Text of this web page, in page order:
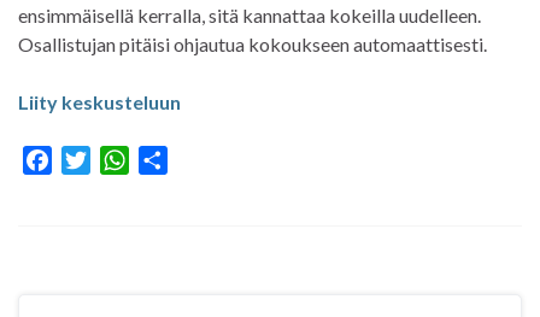
ensimmäisellä kerralla, sitä kannattaa kokeilla uudelleen.
Osallistujan pitäisi ohjautua kokoukseen automaattisesti.
Liity keskusteluun
W